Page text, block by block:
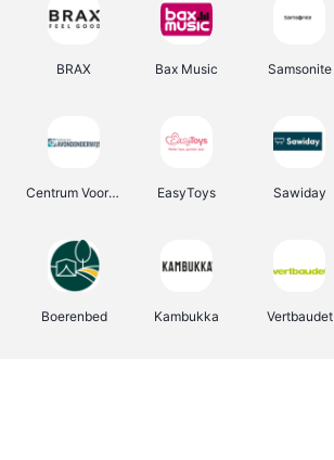
BRAX Bax Music Samsonite
Centrum Voor Avondonderwijs EasyToys Sawiday
Boerenbed Kambukka Vertbaudet